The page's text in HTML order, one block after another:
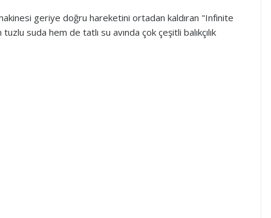
geriye doğru hareketini ortadan kaldıran "Іnfіnіtе
suda hem de tatlı su avında çok çeşitli balıkçılık